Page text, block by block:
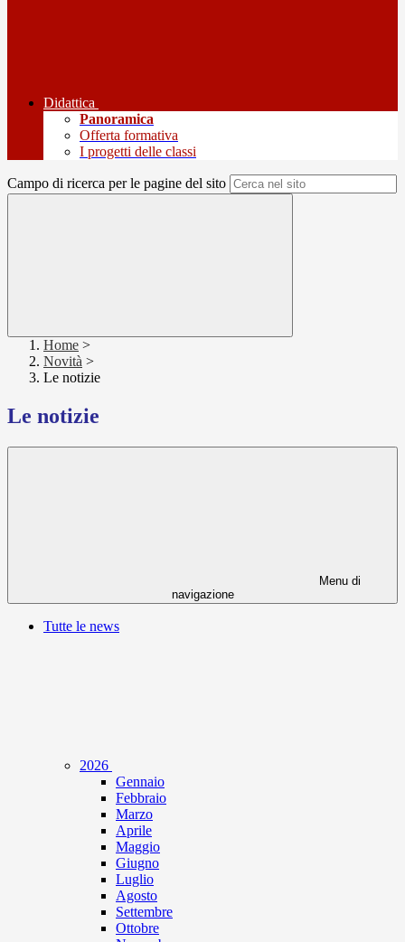
Didattica
Panoramica
Offerta formativa
I progetti delle classi
Campo di ricerca per le pagine del sito
Home >
Novità >
Le notizie
Le notizie
Menu di
navigazione
Tutte le news
2026
Gennaio
Febbraio
Marzo
Aprile
Maggio
Giugno
Luglio
Agosto
Settembre
Ottobre